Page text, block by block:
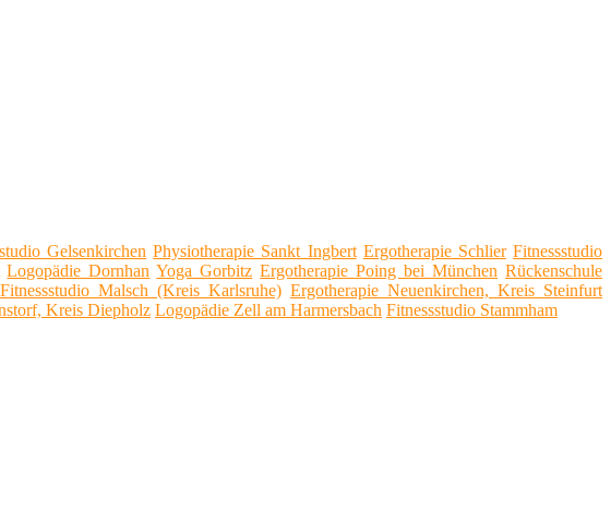
Gelsenkirchen Physiotherapie Sankt Ingbert Ergotherapie Schlier Fitnessstudio
Logopädie Dornhan Yoga Gorbitz Ergotherapie Poing bei München Rückenschule
Fitnessstudio Malsch (Kreis Karlsruhe) Ergotherapie Neuenkirchen, Kreis Steinfurt
Kreis Diepholz Logopädie Zell am Harmersbach Fitnessstudio Stammham